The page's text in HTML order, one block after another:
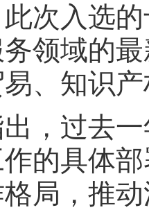
次入选
领域的
、知识
过去一
的具体
局，推